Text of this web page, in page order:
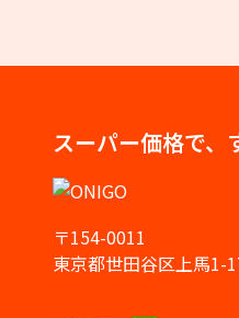
スーパー価格で、
〒154-0011
東京都世田谷区上馬1-